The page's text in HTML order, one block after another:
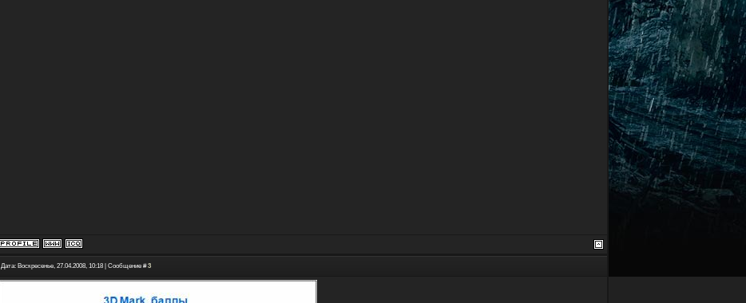
Дата: Воскресенье, 27.04.2008, 10:18 | Сообщение #3